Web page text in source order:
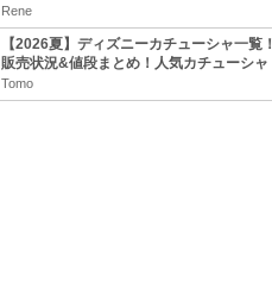
は誰？
Rene
【2026夏】ディズニーカチューシャ一覧！
販売状況&値段まとめ！人気カチューシャ
をチェック
Tomo